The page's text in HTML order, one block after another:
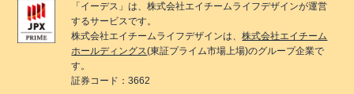
「 イーデス 」は、株式会社エイチームライフデザインが運営
するサービスです。
株式会社エイチームライフデザインは、株式会社エイチーム
ホールディングス(東証プライム市場上場)のグループ企業で
す。
証券コード：3662